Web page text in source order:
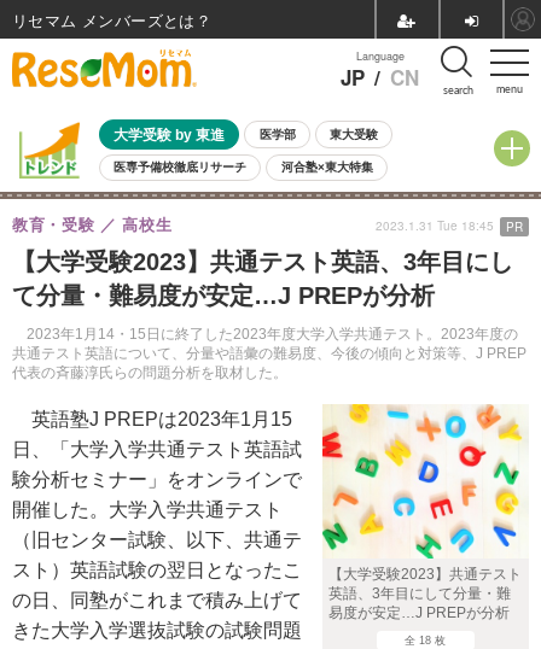
menu
Language
JP / CN search
大学受験 by 東進 医学部 東大受験
医専予備校徹底リサーチ 河合塾×東大特集
親子で考える大学選び 高校受験 中学受験 小学校受験
共通テスト 夏休み
8月開催イベント・WS 全国公立高校 過去問 人気記事
自由研究教材（小学生向け） 自由研究教材（中学生向け） ランキング
【大学受験2023】共通テスト英語、3年目にし
て分量・難易度が安定…J PREPが分析
2023年1月14・15日に終了した2023年度大学入学共通テスト。2023年度の
共通テスト英語について、分量や語彙の難易度、今後の傾向と対策等、J PREP
代表の斉藤淳氏らの問題分析を取材した。
教育・受験 高校生 2023.1.31 Tue 18:45 PR
【大学受験2023】共通テスト
英語、3年目にして分量・難
易度が安定…J PREPが分析
全 18 枚
英語塾J PREPは2023年1月15
日、「大学入学共通テスト英語試
験分析セミナー」をオンラインで
開催した。 大学入学共通テスト
（旧センター試験、以下、共通テ
スト）英語試験の翌日となったこ
の日、
同塾がこれまで積み上げて
きた大学入学選抜試験の試験問題
リセマム メンバーズ